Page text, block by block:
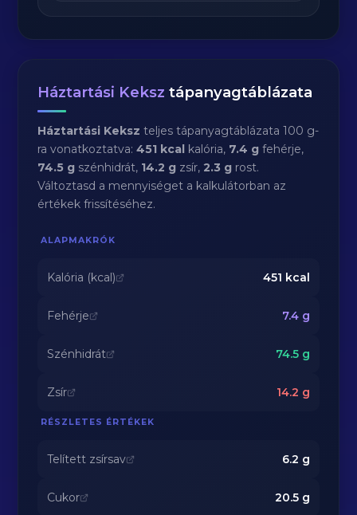
Háztartási Keksz tápanyagtáblázata
Háztartási Keksz teljes tápanyagtáblázata 100 g-
ra vonatkoztatva:451 kcal kalória, 7.4 g fehérje,
74.5 g szénhidrát, 14.2 g zsír,2.3 g rost.
Változtasd a mennyiséget a kalkulátorban az
értékek frissítéséhez.
ALAPMAKRÓK
Kalória (kcal) 451 kcal
Fehérje 7.4g
Szénhidrát 74.5g
Zsír 14.2 g
RÉSZLETES ÉRTÉKEK
Telített zsírsav 6.2 g
Cukor 20.5g